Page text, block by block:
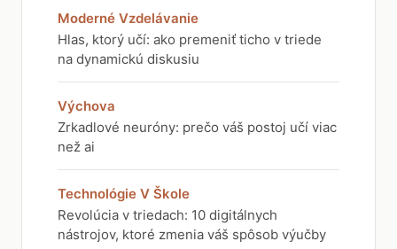
Moderné Vzdelávanie
Hlas, ktorý učí: ako premeniť ticho v triede
na dynamickú diskusiu
Výchova
Zrkadlové neuróny: prečo váš postoj učí viac
než ai
Technológie V Škole
Revolúcia v triedach: 10 digitálnych
nástrojov, ktoré zmenia váš spôsob výučby